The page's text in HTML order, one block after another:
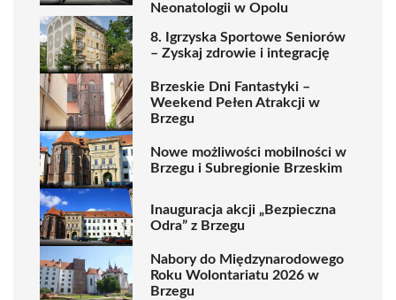
Neonatologii w Opolu
8. Igrzyska Sportowe Seniorów
– Zyskaj zdrowie i integrację
Brzeskie Dni Fantastyki –
Weekend Pełen Atrakcji w
Brzegu
Nowe możliwości mobilności w
Brzegu i Subregionie Brzeskim
Inauguracja akcji „Bezpieczna
Odra” z Brzegu
Nabory do Międzynarodowego
Roku Wolontariatu 2026 w
Brzegu